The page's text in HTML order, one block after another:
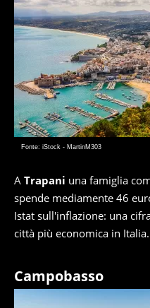
Fonte: iStock - MartinM303
A Trapani una famiglia
spende mediamente 46
Istat sull'inflazione: una
città più economica in Italia.
Campobasso